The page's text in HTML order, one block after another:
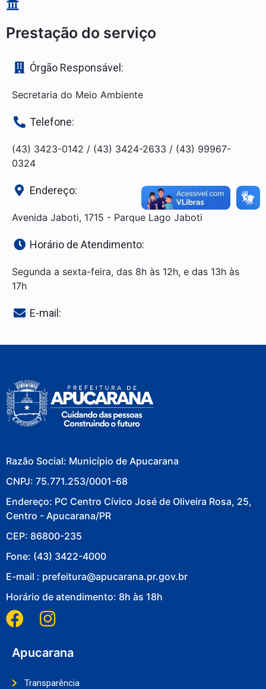
Prestação do serviço
Órgão Responsável:
Secretaria do Meio Ambiente
Telefone:
(43) 3423-0142 / (43) 3424-2633 / (43) 99967-
0324
Endereço:
Avenida Jaboti, 1715 - Parque Lago Jaboti
Horário de Atendimento:
Segunda a sexta-feira, das 8h às 12h, e das 13h às
17h
E-mail:
Razão Social: Município de Apucarana
CNPJ: 75.771.253/0001-68
Endereço: PC Centro Cívico José de Oliveira Rosa, 25,
Centro - Apucarana/PR
CEP: 86800-235
Fone: (43) 3422-4000
E-mail : prefeitura@apucarana.pr.gov.br
Horário de atendimento: 8h às 18h
Apucarana
Transparência